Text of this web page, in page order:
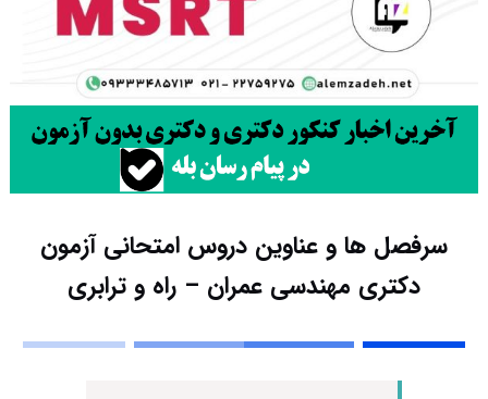
سرفصل ها و عناوین دروس امتحانی آزمون
دکتری مهندسی عمران – راه و ترابری